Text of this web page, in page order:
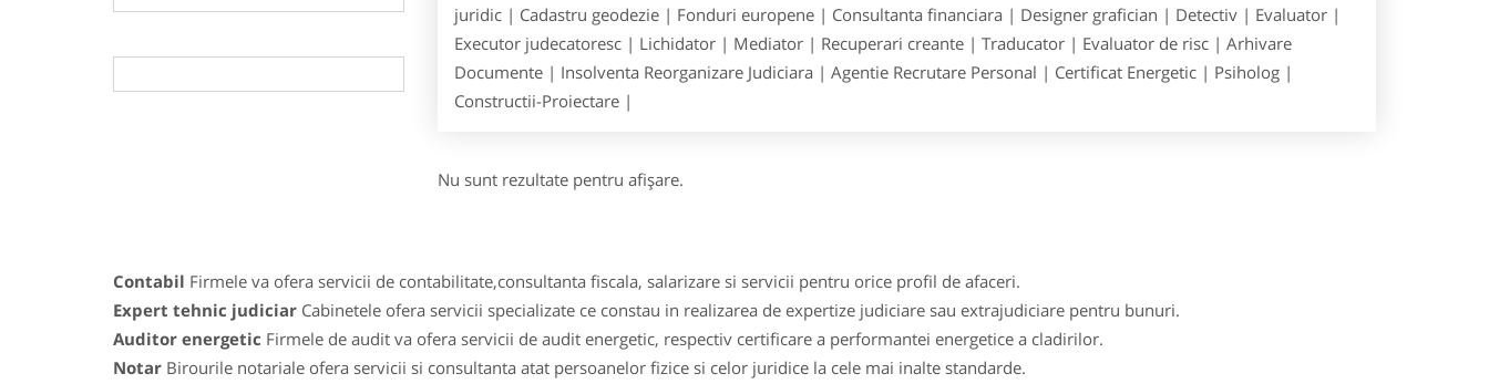
juridic | Cadastru geodezie | Fonduri europene | Consultanta financiara | Designer grafician | Detectiv | Evaluator |
Executor judecatoresc | Lichidator | Mediator | Recuperari creante | Traducator | Evaluator de risc | Arhivare
Documente | Insolventa Reorganizare Judiciara | Agentie Recrutare Personal | Certificat Energetic | Psiholog |
Constructii-Proiectare |
Nu sunt rezultate pentru afişare.
Contabil Firmele va ofera servicii de contabilitate,consultanta fiscala, salarizare si servicii pentru orice profil de afaceri.
Expert tehnic judiciar Cabinetele ofera servicii specializate ce constau in realizarea de expertize judiciare sau extrajudiciare pentru bunuri.
Auditor energetic Firmele de audit va ofera servicii de audit energetic, respectiv certificare a performantei energetice a cladirilor.
Notar Birourile notariale ofera servicii si consultanta atat persoanelor fizice si celor juridice la cele mai inalte standarde.